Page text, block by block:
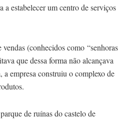
estabelecer um centro de serviços
(conhecidos como “senhoras
que dessa forma não alcançava
a empresa construiu o complexo de
de ruínas do castelo de